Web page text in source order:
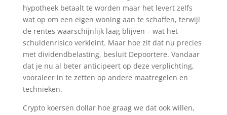
hypotheek betaalt te worden maar het levert zelfs
wat op om een eigen woning aan te schaffen, terwijl
de rentes waarschijnlijk laag blijven – wat het
schuldenrisico verkleint. Maar hoe zit dat nu precies
met dividendbelasting, besluit Depoortere. Vandaar
dat je nu al beter anticipeert op deze verplichting,
vooraleer in te zetten op andere maatregelen en
technieken.
Crypto koersen dollar hoe graag we dat ook willen,